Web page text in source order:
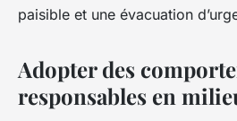
paisible et une évacuation
Adopter des
responsables en